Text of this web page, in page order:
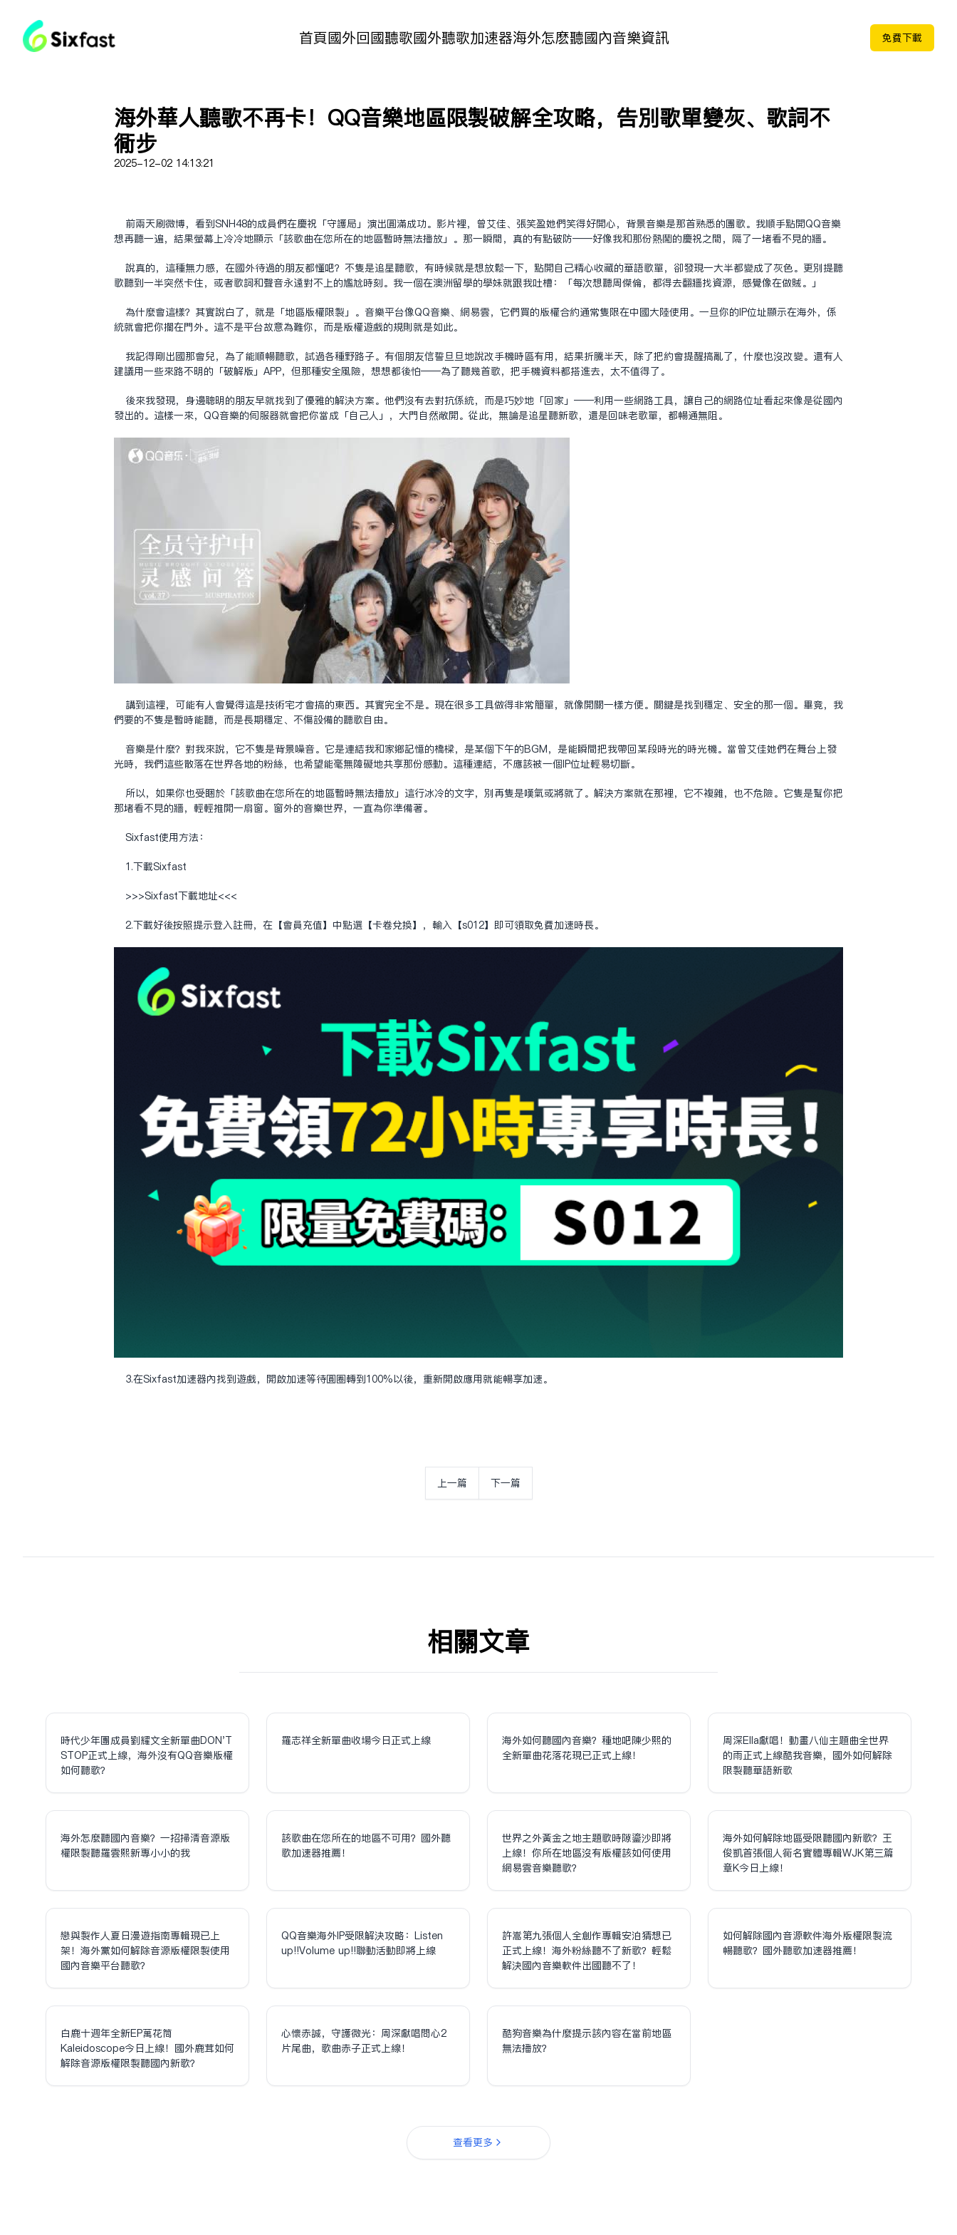
首頁國外回國聽歌國外聽歌加速器海外怎麽聽國內音樂資訊 免费下载
海外華人聽歌不再卡！QQ音樂地區限制破解全攻略，告別歌單變灰、歌詞不
同步
2025-12-02 14:13:21
前兩天刷微博，看到SNH48的成員們在慶祝「守護局」演出圓滿成功。影片裡，曾艾佳、張笑盈她們笑得好開心，背景音樂是那首熟悉的團歌。我順手點開QQ音樂
想再聽一遍，結果螢幕上冷冷地顯示「該歌曲在您所在的地區暫時無法播放」。那一瞬間，真的有點破防——好像我和那份熱鬧的慶祝之間，隔了一堵看不見的牆。
說真的，這種無力感，在國外待過的朋友都懂吧？不只是追星聽歌，有時候就是想放鬆一下，點開自己精心收藏的華語歌單，卻發現一大半都變成了灰色。更別提聽
歌聽到一半突然卡住，或者歌詞和聲音永遠對不上的尷尬時刻。我一個在澳洲留學的學妹就跟我吐槽：「每次想聽周杰倫，都得去翻牆找資源，感覺像在做賊。」
為什麼會這樣？其實說白了，就是「地區版權限制」。音樂平台像QQ音樂、網易雲，它們買的版權合約通常只限在中國大陸使用。一旦你的IP位址顯示在海外，系
統就會把你攔在門外。這不是平台故意為難你，而是版權遊戲的規則就是如此。
我記得剛出國那會兒，為了能順暢聽歌，試過各種野路子。有個朋友信誓旦旦地說改手機時區有用，結果折騰半天，除了把約會提醒搞亂了，什麼也沒改變。還有人
建議用一些來路不明的「破解版」APP，但那種安全風險，想想都後怕——為了聽幾首歌，把手機資料都搭進去，太不值得了。
後來我發現，身邊聰明的朋友早就找到了優雅的解決方案。他們沒有去對抗系統，而是巧妙地「回家」——利用一些網路工具，讓自己的網路位址看起來像是從國內
發出的。這樣一來，QQ音樂的伺服器就會把你當成「自己人」，大門自然敞開。從此，無論是追星聽新歌，還是回味老歌單，都暢通無阻。
講到這裡，可能有人會覺得這是技術宅才會搞的東西。其實完全不是。現在很多工具做得非常簡單，就像開關一樣方便。關鍵是找到穩定、安全的那一個。畢竟，我
們要的不只是暫時能聽，而是長期穩定、不傷設備的聽歌自由。
音樂是什麼？對我來說，它不只是背景噪音。它是連結我和家鄉記憶的橋樑，是某個下午的BGM，是能瞬間把我帶回某段時光的時光機。當曾艾佳她們在舞台上發
光時，我們這些散落在世界各地的粉絲，也希望能毫無障礙地共享那份感動。這種連結，不應該被一個IP位址輕易切斷。
所以，如果你也受困於「該歌曲在您所在的地區暫時無法播放」這行冰冷的文字，別再只是嘆氣或將就了。解決方案就在那裡，它不複雜，也不危險。它只是幫你把
那堵看不見的牆，輕輕推開一扇窗。窗外的音樂世界，一直為你準備著。
Sixfast使用方法：
1.下載Sixfast
>>>Sixfast下载地址<<<
2.下載好後按照提示登入註冊，在【會員充值】中點選【卡卷兌換】，輸入【s012】即可領取免費加速時長。
3.在Sixfast加速器內找到遊戲，開啟加速等待圓圈轉到100%以後，重新開啟應用就能暢享加速。
上一篇 下一篇
相关文章
時代少年團成員劉耀文全新單曲DON'T
STOP正式上線，海外沒有QQ音樂版權
如何聽歌？
羅志祥全新單曲收場今日正式上線
海外如何聽國內音樂？種地吧陳少熙的
全新單曲花落花現已正式上線！
周深Ella獻唱！動畫八仙主題曲全世界
的雨正式上線酷我音樂，國外如何解除
限制聽華語新歌
海外怎麼聽國內音樂？一招掃清音源版
權限制聽羅雲熙新專小小的我
該歌曲在您所在的地區不可用？國外聽
歌加速器推薦！
世界之外黃金之地主題歌時隙鎏沙即將
上線！你所在地區沒有版權該如何使用
網易雲音樂聽歌？
海外如何解除地區受限聽國內新歌？王
俊凱首張個人同名實體專輯WJK第三篇
章K今日上線！
戀與製作人夏日漫遊指南專輯現已上
架！海外黨如何解除音源版權限制使用
國內音樂平台聽歌？
QQ音樂海外IP受限解決攻略：Listen
up!!Volume up!!聯動活動即將上線
許嵩第九張個人全創作專輯安泊猜想已
正式上線！海外粉絲聽不了新歌？輕鬆
解決國內音樂軟件出國聽不了！
如何解除國內音源軟件海外版權限制流
暢聽歌？國外聽歌加速器推薦！
白鹿十週年全新EP萬花筒
Kaleidoscope今日上線！國外鹿茸如何
解除音源版權限制聽國內新歌？
心懷赤誠，守護微光：周深獻唱問心2
片尾曲，歌曲赤子正式上線！
酷狗音樂為什麼提示該內容在當前地區
無法播放？
查看更多